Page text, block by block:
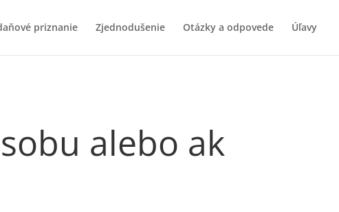
priznanie Zjednodušenie Otázky a odpovede Úľavy
alebo ak